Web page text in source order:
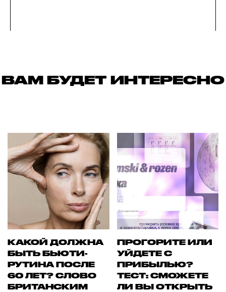
ВАМ БУДЕТ ИНТЕРЕСНО
КАКОЙ ДОЛЖНА
БЫТЬ БЬЮТИ-
РУТИНА ПОСЛЕ
60 ЛЕТ? СЛОВО
БРИТАНСКИМ
ПРОГОРИТЕ ИЛИ
УЙДЕТЕ С
ПРИБЫЛЬЮ?
ТЕСТ: СМОЖЕТЕ
ЛИ ВЫ ОТКРЫТЬ